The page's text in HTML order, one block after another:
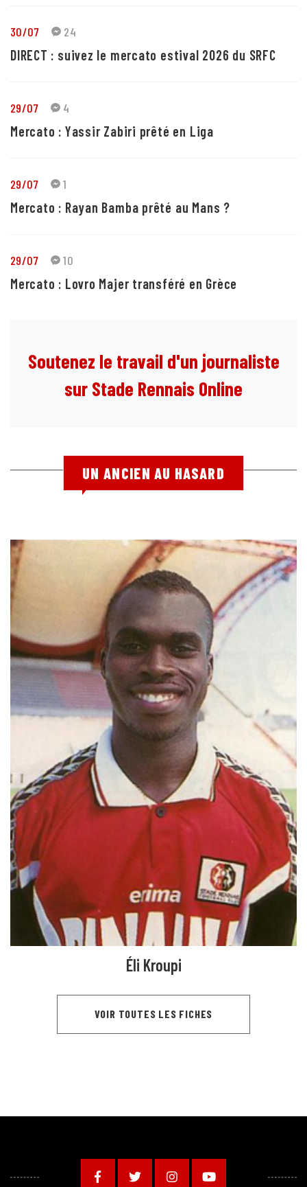
30/07 24
DIRECT : suivez le mercato estival 2026 du SRFC
29/07 4
Mercato : Yassir Zabiri prêté en Liga
29/07 1
Mercato : Rayan Bamba prêté au Mans ?
29/07 10
Mercato : Lovro Majer transféré en Grèce
Soutenez le travail d'un journaliste
sur Stade Rennais Online
UN ANCIEN AU HASARD
Éli Kroupi
VOIR TOUTES LES FICHES